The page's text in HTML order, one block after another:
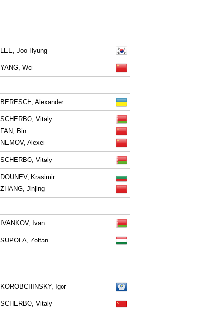
—
LEE, Joo Hyung
YANG, Wei
BERESCH, Alexander
SCHERBO, Vitaly
FAN, Bin
NEMOV, Alexei
SCHERBO, Vitaly
DOUNEV, Krasimir
ZHANG, Jinjing
IVANKOV, Ivan
SUPOLA, Zoltan
—
KOROBCHINSKY, Igor
SCHERBO, Vitaly